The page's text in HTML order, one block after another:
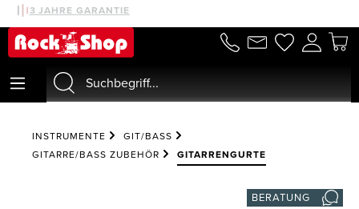
springen
3 JAHRE GARANTIE
30 TAGE MONEYBACK
INSTRUMENTE
GIT/BASS
GITARRE/BASS ZUBEHÖR
GITARRENGURTE
BERATUNG